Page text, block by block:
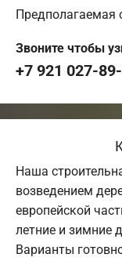
Предполагаемая
Звоните чтобы
+7 921 027-
Наша
возведением
европейской
летние и зимние
Варианты